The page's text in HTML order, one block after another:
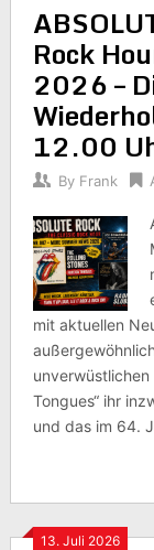
Rock
2026 –
12.00
By Frank
mit aktuellen
unverwüstlichen
Tongues“ ihr
und das im 64.
13. Juli 2026